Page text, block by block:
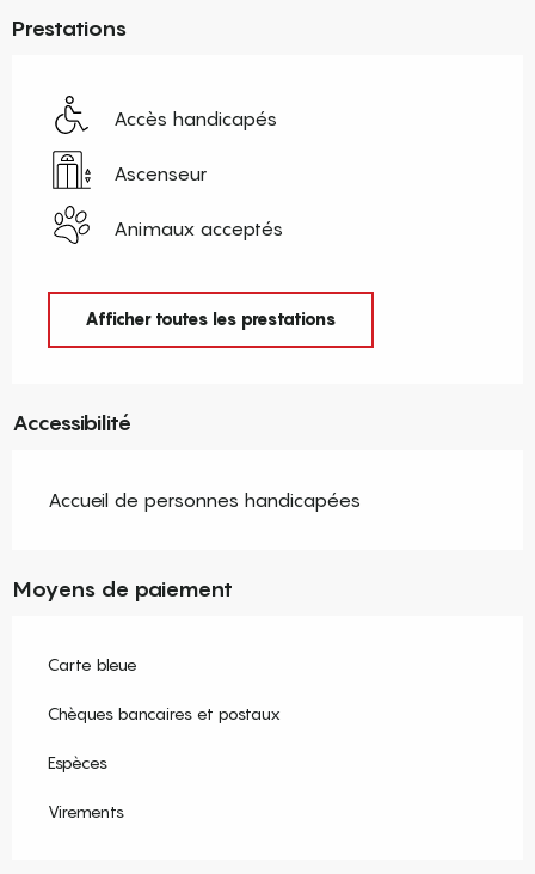
Prestations
Accès handicapés
Ascenseur
Animaux acceptés
Afficher toutes les prestations
Accessibilité
Accueil de personnes handicapées
Moyens de paiement
Carte bleue
Chèques bancaires et postaux
Espèces
Virements